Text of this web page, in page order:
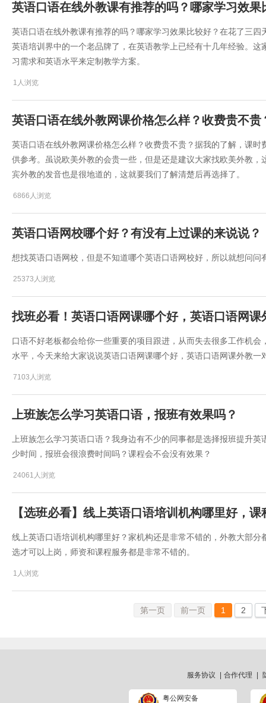
英语口语在线外教课有推荐的吗？哪家学习效果
英语口语在线外教课有推荐的吗？哪家学习效果比较好？在花了三
英语培训界中的一个老品牌了，在英语教学上已经有十几年经验。
习需求和英语水平来定制教学方案。
1人浏览
英语口语在线外教网课价格怎么样？收费贵不贵
英语口语在线外教网课价格怎么样？收费贵不贵？据我的了解，课
供参考。虽说欧美外教的会贵一些，但是还是建议大家找欧美外教
宾外教的发音也是很地道的，这就要我们了解清楚后再选择了。
6866人浏览
英语口语网校哪个好？有没有上过课的来说说？
想找英语口语网校，但是不知道哪个英语口语网校好，所以就想问
25373人浏览
找班必看！英语口语网课哪个好，英语口语网课
口语不好老板都会给你一些重要的项目跟进，从而失去很多工作机
水平，今天来给大家说说英语口语网课哪个好，英语口语网课外教一
7103人浏览
上班族怎么学习英语口语，报班有效果吗？
上班族怎么学习英语口语？我身边有不少的同事都是选择报班提升
少时间，报班会很浪费时间吗？课程会不会没有效果？
24061人浏览
【选班必看】​线上英语口语培训机构哪里好，
线上英语口语培训机构哪里好？家机构还是非常不错的，外教大部
选才可以上岗，师资和课程服务都是非常不错的。
1人浏览
第一页 前一页 1 2
服务协议 合作代理
粤公网安备